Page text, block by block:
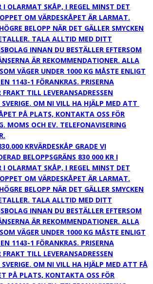
I OLARMAT SKÅP, I REGEL MINST DET
OM VÄRDESKÅPET ÄR LARMAT.
BELOPP NÄR DET GÄLLER SMYCKEN
TALA ALLTID MED DITT
INNAN DU BESTÄLLER EFTERSOM
ÄR REKOMMENDATIONER. ALLA
VÄGER UNDER 1000 KG MÅSTE ENLIGT
1143-1 FÖRANKRAS. PRISERNA
FRAKT TILL LEVERANSADRESSEN
OM NI VILL HA HJÄLP MED ATT
PÅ PLATS, KONTAKTA OSS FÖR
MOMS OCH EV. TELEFONAVISERING
KRVÄRDESKÅP GRADE VI
BELOPPSGRÄNS 830 000 KR I
I OLARMAT SKÅP, I REGEL MINST DET
OM VÄRDESKÅPET ÄR LARMAT.
BELOPP NÄR DET GÄLLER SMYCKEN
TALA ALLTID MED DITT
INNAN DU BESTÄLLER EFTERSOM
ÄR REKOMMENDATIONER. ALLA
VÄGER UNDER 1000 KG MÅSTE ENLIGT
1143-1 FÖRANKRAS. PRISERNA
FRAKT TILL LEVERANSADRESSEN
OM NI VILL HA HJÄLP MED ATT FÅ
PÅ PLATS, KONTAKTA OSS FÖR